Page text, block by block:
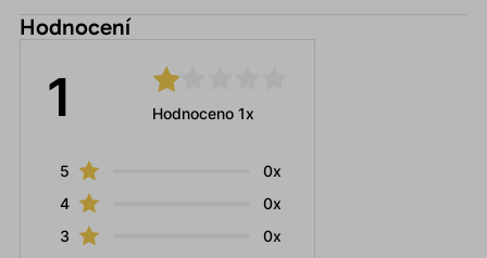
Hodnocení
1 Hodnoceno 1x
5
0x
4
0x
3
0x